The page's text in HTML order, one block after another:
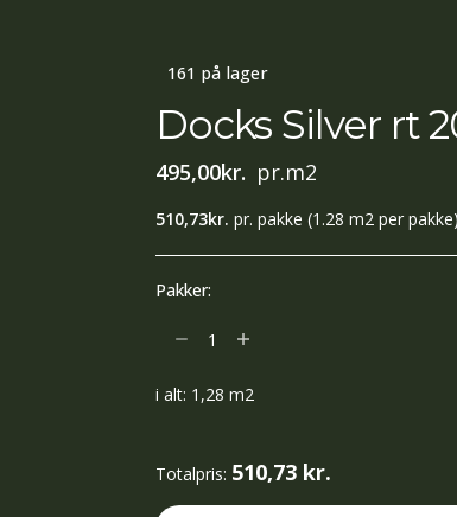
161 på lager
Docks Silver rt
495,00kr. pr.m2
510,73kr. pr. pakke (1.28 m2 per pakke)
Pakker:
Docks
rt
antal
i alt: 1,28 m2
Totalpris: 510,73 kr.